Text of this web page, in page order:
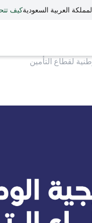
العربية السعوديةكيف
لقطاع التأمين